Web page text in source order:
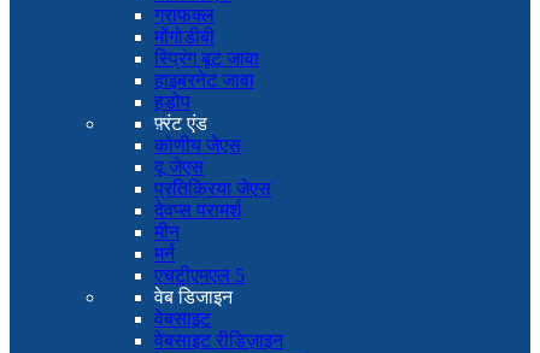
ग्राफक्ल
मोंगोडीबी
स्प्रिंग बूट जावा
हाइबरनेट जावा
हडोप
फ़्रंट एंड
कोणीय जेएस
वू जेएस
प्रतिक्रिया जेएस
देवप्स परामर्श
मीन
मर्न
एचटीएमएल 5
वेब डिजाइन
वेबसाइट
वेबसाइट रीडिज़ाइन